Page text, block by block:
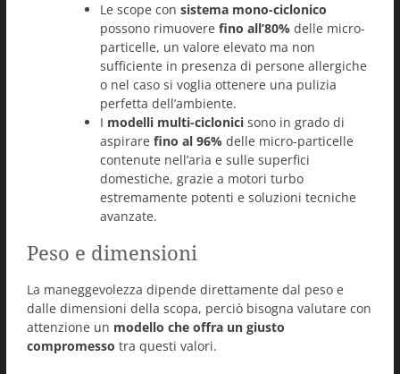
Le scope con sistema mono-ciclonico
possono rimuovere fino all’80% delle micro-
particelle, un valore elevato ma non
sufficiente in presenza di persone allergiche
o nel caso si voglia ottenere una pulizia
perfetta dell’ambiente.
I modelli multi-ciclonici sono in grado di
aspirare fino al 96% delle micro-particelle
contenute nell’aria e sulle superfici
domestiche, grazie a motori turbo
estremamente potenti e soluzioni tecniche
avanzate.
Peso e dimensioni
La maneggevolezza dipende direttamente dal peso e
dalle dimensioni della scopa, perciò bisogna valutare con
attenzione un modello che offra un giusto
compromesso tra questi valori.